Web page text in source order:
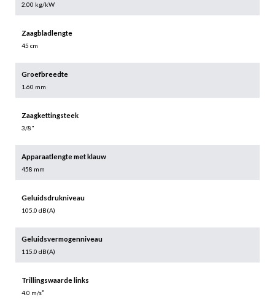
2.00 kg/kW
Zaagbladlengte
45 cm
Groefbreedte
1.60 mm
Zaagkettingsteek
3/8"
Apparaatlengte met klauw
458 mm
Geluidsdrukniveau
105.0 dB(A)
Geluidsvermogenniveau
115.0 dB(A)
Trillingswaarde links
4.0 m/s²